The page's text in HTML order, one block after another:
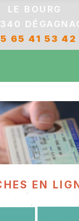
Le bourg
65 41 53 42
en